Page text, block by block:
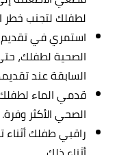
لطفلك لتجنب خطر
استمري في
الصحية لطفلك،
السابقة عند
قدمي الماء
الصحي الأكثر وفرة.
راقبي طفلك أثناء